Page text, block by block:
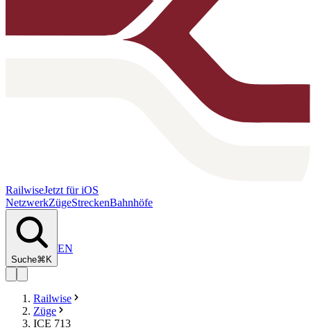
RailwiseJetzt für iOS
NetzwerkZügeStreckenBahnhöfe
Suche⌘K
EN
Railwise
Züge
ICE 713